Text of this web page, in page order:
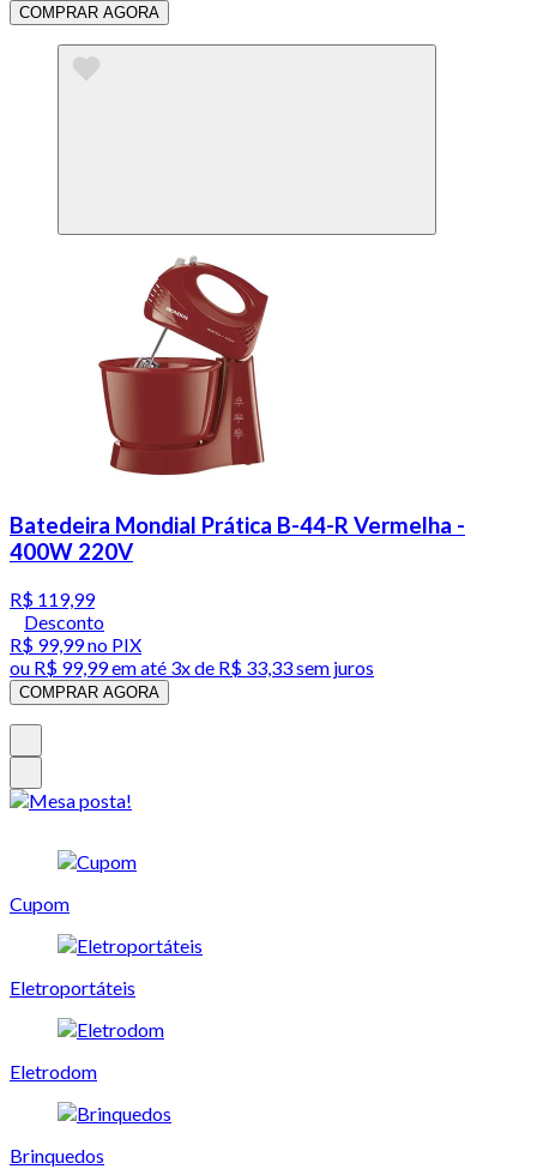
COMPRAR AGORA
Batedeira Mondial Prática B-44-R Vermelha -
400W 220V
R$ 119,99
Desconto
R$ 99,99no PIX
ou R$ 99,99em até 3x de R$ 33,33 sem juros
COMPRAR AGORA
Cupom
Eletroportáteis
Eletrodom
Brinquedos